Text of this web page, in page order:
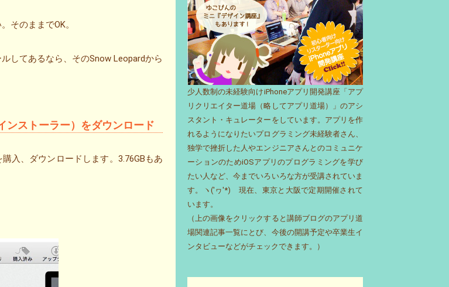
そのままでOK。
してあるなら、そのSnow Leopardから
ンストーラー）をダウンロード
入、ダウンロードします。3.76GBもあ
少人数制の未経験向けiPhoneアプリ開発講座「アプ
リクリエイター道場（略してアプリ道場）」のアシ
スタント・キュレーターをしています。アプリを作
れるようになりたいプログラミング未経験者さん、
独学で挫折した人やエンジニアさんとのコミュニケ
ーションのためiOSアプリのプログラミングを学び
たい人など、今までいろいろな方が受講されていま
す。ヽ('ヮ'*)ゝ現在、東京と大阪で定期開催されて
います。
（上の画像をクリックすると講師ブログのアプリ道
場関連記事一覧にとび、今後の開講予定や卒業生イ
ンタビューなどがチェックできます。）